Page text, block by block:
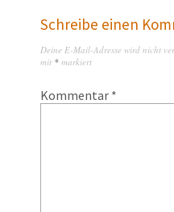
Schreibe einen
Deine E-Mail-Adresse wird nicht
mit * markiert
Kommentar *